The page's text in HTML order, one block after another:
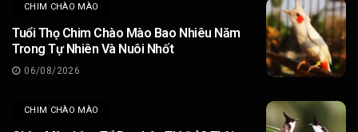
CHIM CHÀO MÀO
Tuổi Thọ Chim Chào Mào Bao Nhiêu Năm
Trong Tự Nhiên Và Nuôi Nhốt
06/08/2026
CHIM CHÀO MÀO